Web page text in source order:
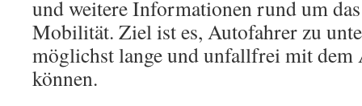
und weitere Informationen rund um
Mobilität. Ziel ist es, Autofahrer zu
möglichst lange und unfallfrei mit dem
können.